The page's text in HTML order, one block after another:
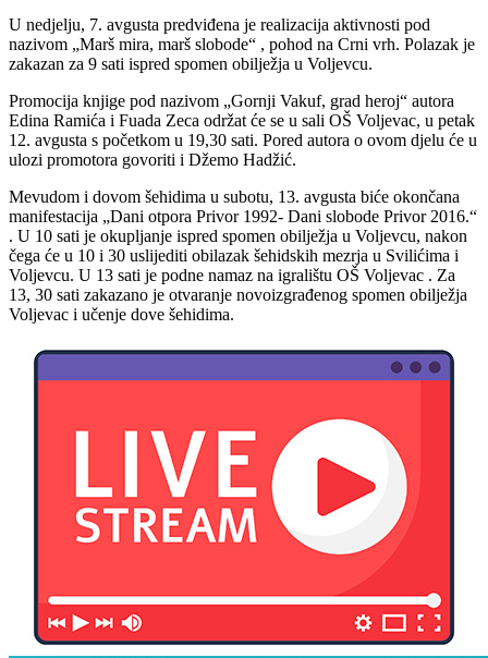
U nedjelju, 7. avgusta predviđena je realizacija aktivnosti pod
nazivom „Marš mira, marš slobode“ , pohod na Crni vrh. Polazak je
zakazan za 9 sati ispred spomen obilježja u Voljevcu.
Promocija knjige pod nazivom „Gornji Vakuf, grad heroj“ autora
Edina Ramića i Fuada Zeca održat će se u sali OŠ Voljevac, u petak
12. avgusta s početkom u 19,30 sati. Pored autora o ovom djelu će u
ulozi promotora govoriti i Džemo Hadžić.
Mevudom i dovom šehidima u subotu, 13. avgusta biće okončana
manifestacija „Dani otpora Privor 1992- Dani slobode Privor 2016.“
. U 10 sati je okupljanje ispred spomen obilježja u Voljevcu, nakon
čega će u 10 i 30 uslijediti obilazak šehidskih mezrja u Svilićima i
Voljevcu. U 13 sati je podne namaz na igralištu OŠ Voljevac . Za
13, 30 sati zakazano je otvaranje novoizgrađenog spomen obilježja
Voljevac i učenje dove šehidima.